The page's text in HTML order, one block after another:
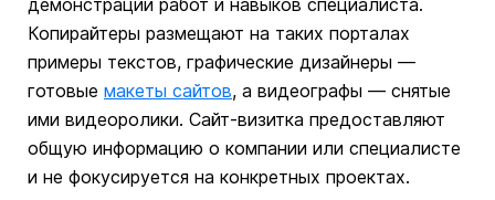
Копирайтеры размещают на таких порталах
примеры текстов, графические дизайнеры —
готовые макеты сайтов, а видеографы — снятые
ими видеоролики. Сайт-визитка предоставляют
общую информацию о компании или специалисте
и не фокусируется на конкретных проектах.